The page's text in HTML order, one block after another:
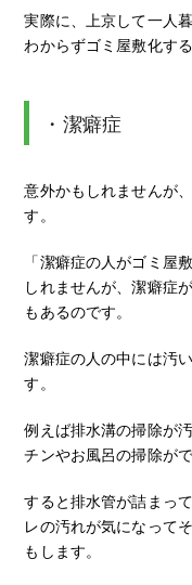
実際に、上京して一人
わからずゴミ屋敷化す
・潔癖症
意外かもしれませんが
す。
「潔癖症の人がゴミ屋
しれませんが、潔癖症
もあるのです。
潔癖症の人の中には汚
す。
例えば排水溝の掃除が
チンやお風呂の掃除が
すると排水管が詰まっ
レの汚れが気になって
もします。